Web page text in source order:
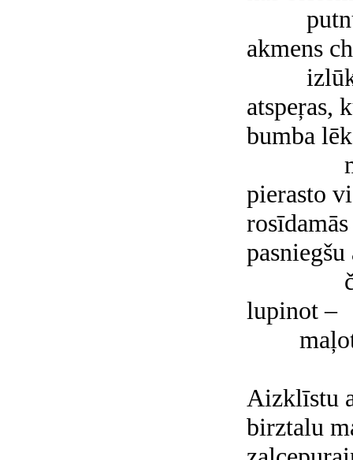
akmens
atspeŗas,
bumba
pierasto
lupinot –
Aizklīstu
birztalu